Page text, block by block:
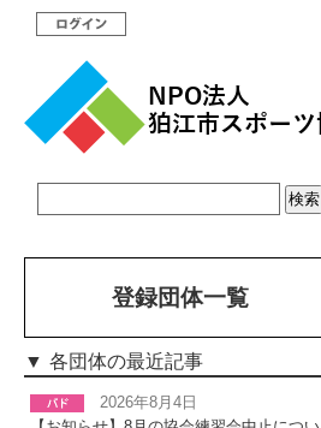
登録団体一覧
各団体の最近記事
2026年8月4日